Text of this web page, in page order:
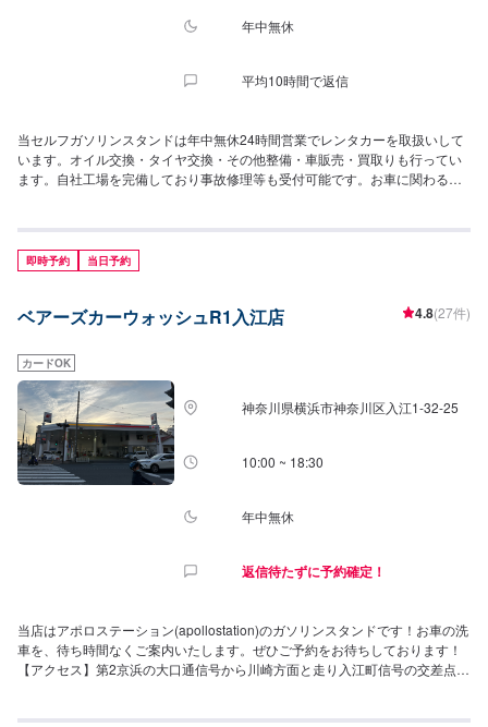
年中無休
平均10時間で返信
当セルフガソリンスタンドは年中無休24時間営業でレンタカーを取扱いして
います。オイル交換・タイヤ交換・その他整備・車販売・買取りも行ってい
ます。自社工場を完備しており事故修理等も受付可能です。お車に関わる事
即時予約 当日予約
ベアーズカーウォッシュR1入江店 4.8(27件)
カードOK
神奈川県横浜市神奈川区入江1-32-25
10:00 ~ 18:30
年中無休
返信待たずに予約確定！
当店はアポロステーション(apollostation)のガソリンスタンドです！お車の洗
車を、待ち時間なくご案内いたします。ぜひご予約をお待ちしております！
【アクセス】第2京浜の大口通信号から川崎方面と走り入江町信号の交差点に